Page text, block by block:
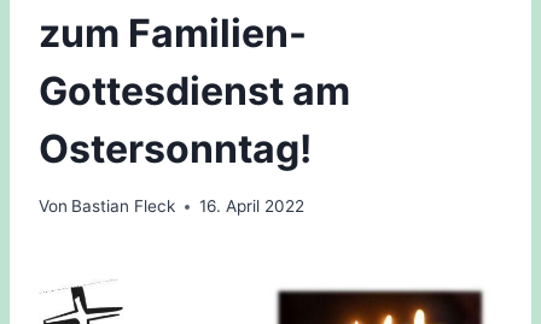
zum Familien-
Gottesdienst am
Ostersonntag!
Von Bastian Fleck 16. April 2022